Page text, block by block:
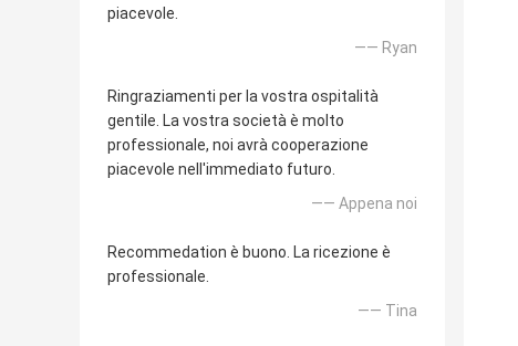
piacevole.
—— Ryan
Ringraziamenti per la vostra ospitalità
gentile. La vostra società è molto
professionale, noi avrà cooperazione
piacevole nell'immediato futuro.
—— Appena noi
Recommedation è buono. La ricezione è
professionale.
—— Tina